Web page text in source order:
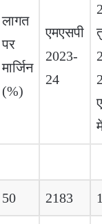
लागत
पर
मार्जिन
(%)
एमएसपी
2023-
24
50 2183